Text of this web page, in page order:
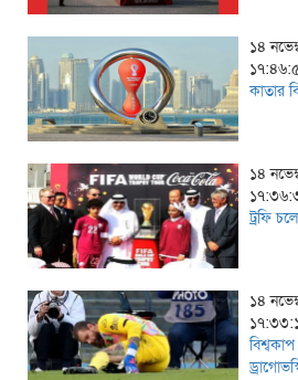
১৪
কাতার
১৪
ট্রফি
১৪